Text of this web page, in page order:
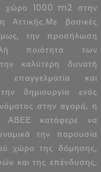
χώρο 1000 m2 στην
Αττικής.Με βασικές
την προσήλωση
ποιότητα των
καλύτερη δυνατή
επαγγελματία και
δημιουργία ενός
στην αγορά, η
ΑΒΕΕ κατάφερε να
την παρουσία
χώρο της δόμησης,
και της επένδυσης,